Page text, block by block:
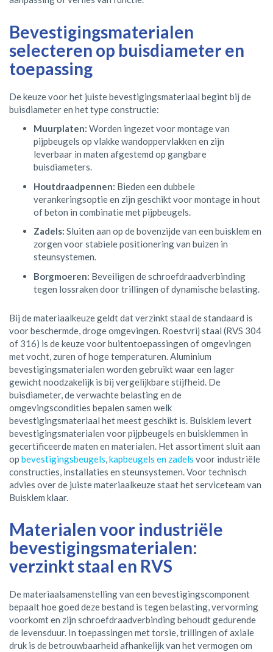
Bevestigingsmaterialen
selecteren op buisdiameter en
toepassing
De keuze voor het juiste bevestigingsmateriaal begint bij de
buisdiameter en het type constructie:
Muurplaten: Worden ingezet voor montage van
pijpbeugels op vlakke wandoppervlakken en zijn
leverbaar in maten afgestemd op gangbare
buisdiameters.
Houtdraadpennen: Bieden een dubbele
verankeringsoptie en zijn geschikt voor montage in hout
of beton in combinatie met pijpbeugels.
Zadels: Sluiten aan op de bovenzijde van een buisklem en
zorgen voor stabiele positionering van buizen in
steunsystemen.
Borgmoeren: Beveiligen de schroefdraadverbinding
tegen lossraken door trillingen of dynamische belasting.
Bij de materiaalkeuze geldt dat verzinkt staal de standaard is
voor beschermde, droge omgevingen. Roestvrij staal (RVS 304
of 316) is de keuze voor buitentoepassingen of omgevingen
met vocht, zuren of hoge temperaturen. Aluminium
bevestigingsmaterialen worden gebruikt waar een lager
gewicht noodzakelijk is bij vergelijkbare stijfheid. De
buisdiameter, de verwachte belasting en de
omgevingscondities bepalen samen welk
bevestigingsmateriaal het meest geschikt is. Buisklem levert
bevestigingsmaterialen voor pijpbeugels en buisklemmen in
gecertificeerde maten en materialen. Het assortiment sluit aan
op bevestigingsbeugels,kapbeugels en zadels voor industriële
constructies, installaties en steunsystemen. Voor technisch
advies over de juiste materiaalkeuze staat het serviceteam van
Buisklem klaar.
Materialen voor industriële
bevestigingsmaterialen:
verzinkt staal en RVS
De materiaalsamenstelling van een bevestigingscomponent
bepaalt hoe goed deze bestand is tegen belasting, vervorming
voorkomt en zijn schroefdraadverbinding behoudt gedurende
de levensduur. In toepassingen met torsie, trillingen of axiale
druk is de betrouwbaarheid afhankelijk van het vermogen om